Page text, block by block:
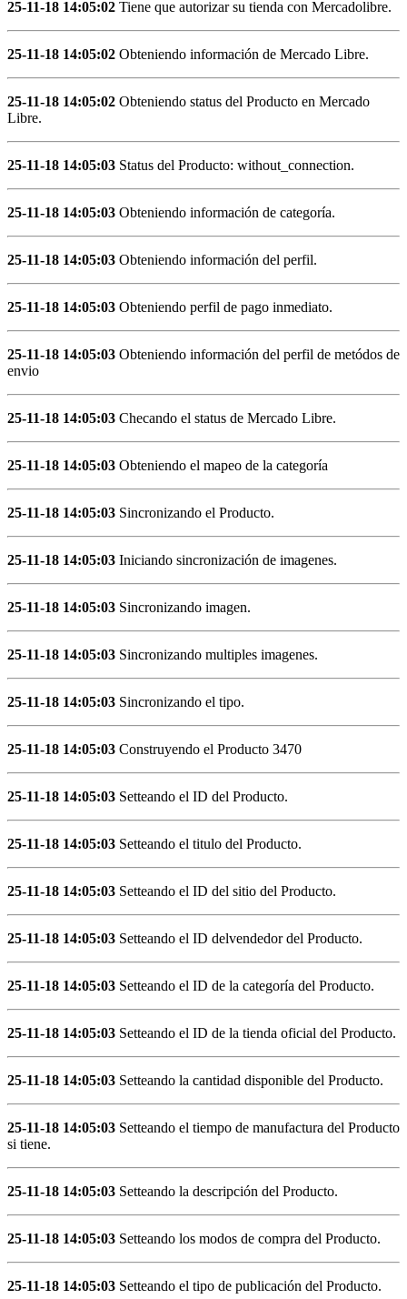
25-11-18 14:05:02 Tiene que autorizar su tienda con Mercadolibre.
25-11-18 14:05:02 Obteniendo información de Mercado Libre.
25-11-18 14:05:02 Obteniendo status del Producto en Mercado
Libre.
25-11-18 14:05:03 Status del Producto: without_connection.
25-11-18 14:05:03 Obteniendo información de categoría.
25-11-18 14:05:03 Obteniendo información del perfil.
25-11-18 14:05:03 Obteniendo perfil de pago inmediato.
25-11-18 14:05:03 Obteniendo información del perfil de metódos de
envio
25-11-18 14:05:03 Checando el status de Mercado Libre.
25-11-18 14:05:03 Obteniendo el mapeo de la categoría
25-11-18 14:05:03 Sincronizando el Producto.
25-11-18 14:05:03 Iniciando sincronización de imagenes.
25-11-18 14:05:03 Sincronizando imagen.
25-11-18 14:05:03 Sincronizando multiples imagenes.
25-11-18 14:05:03 Sincronizando el tipo.
25-11-18 14:05:03 Construyendo el Producto 3470
25-11-18 14:05:03 Setteando el ID del Producto.
25-11-18 14:05:03 Setteando el titulo del Producto.
25-11-18 14:05:03 Setteando el ID del sitio del Producto.
25-11-18 14:05:03 Setteando el ID delvendedor del Producto.
25-11-18 14:05:03 Setteando el ID de la categoría del Producto.
25-11-18 14:05:03 Setteando el ID de la tienda oficial del Producto.
25-11-18 14:05:03 Setteando la cantidad disponible del Producto.
25-11-18 14:05:03 Setteando el tiempo de manufactura del Producto
si tiene.
25-11-18 14:05:03 Setteando la descripción del Producto.
25-11-18 14:05:03 Setteando los modos de compra del Producto.
25-11-18 14:05:03 Setteando el tipo de publicación del Producto.